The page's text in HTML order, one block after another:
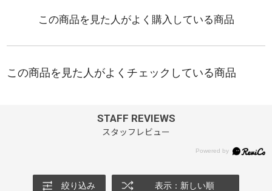
STAFF REVIEWS
スタッフレビュー
絞り込み 表示：新しい順